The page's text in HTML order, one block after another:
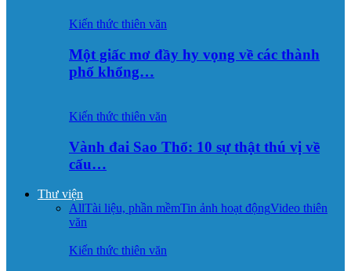
Kiến thức thiên văn
Một giấc mơ đầy hy vọng về các thành
phố khổng…
Kiến thức thiên văn
Vành đai Sao Thổ: 10 sự thật thú vị về
cấu…
Thư viện
AllTài liệu, phần mềmTin ảnh hoạt độngVideo thiên
văn
Kiến thức thiên văn